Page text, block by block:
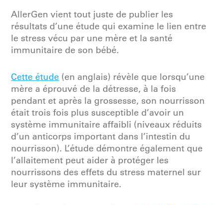
AllerGen vient tout juste de publier les
résultats d’une étude qui examine le lien entre
le stress vécu par une mère et la santé
immunitaire de son bébé.
Cette étude (en anglais) révèle que lorsqu’une
mère a éprouvé de la détresse, à la fois
pendant et après la grossesse, son nourrisson
était trois fois plus susceptible d’avoir un
système immunitaire affaibli (niveaux réduits
d’un anticorps important dans l’intestin du
nourrisson). L’étude démontre également que
l’allaitement peut aider à protéger les
nourrissons des effets du stress maternel sur
leur système immunitaire.